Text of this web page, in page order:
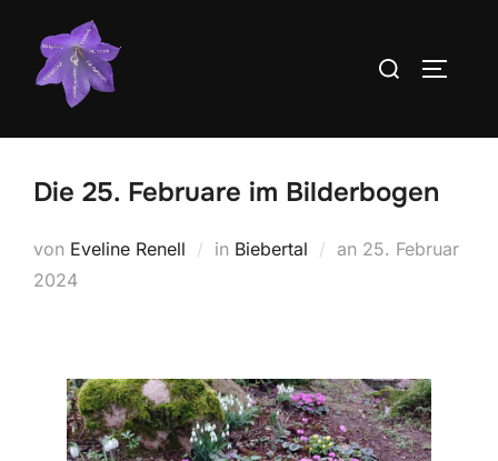
Inhalt
springen
Suchen
Die 25. Februare im Bilderbogen
von Eveline Renell in Biebertal an Veröffentlicht
25. Februar
2024